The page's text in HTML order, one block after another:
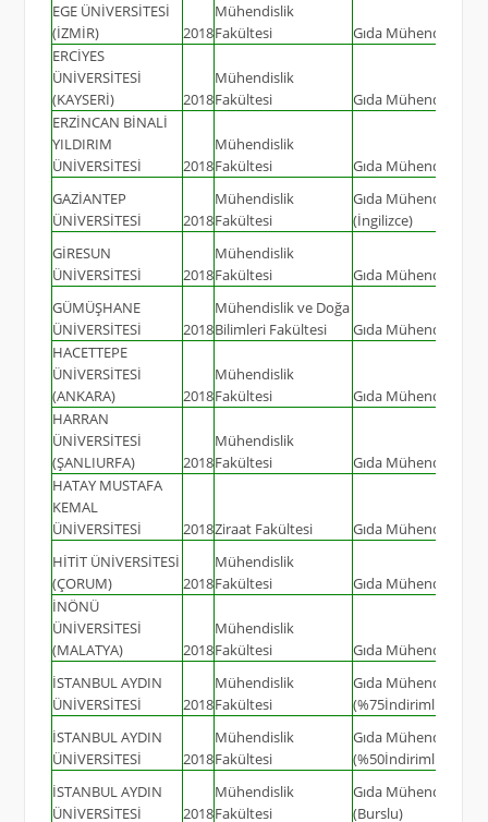
EGE ÜNİVERSİTESİ
(İZMİR)
2018
Mühendislik
Fakültesi
Gıda Mühendisliği
ERCİYES
ÜNİVERSİTESİ
(KAYSERİ)
2018
Mühendislik
Fakültesi
Gıda Mühendisliği
ERZİNCAN BİNALİ
YILDIRIM
ÜNİVERSİTESİ
2018
Mühendislik
Fakültesi
Gıda Mühendisliği
GAZİANTEP
ÜNİVERSİTESİ
2018
Mühendislik
Fakültesi
Gıda Mühendisliği
(İngilizce)
GİRESUN
ÜNİVERSİTESİ
2018
Mühendislik
Fakültesi
Gıda Mühendisliği
GÜMÜŞHANE
ÜNİVERSİTESİ
2018
Mühendislik ve Doğa
Bilimleri Fakültesi
Gıda Mühendisliği
HACETTEPE
ÜNİVERSİTESİ
(ANKARA)
2018
Mühendislik
Fakültesi
Gıda Mühendisliği
HARRAN
ÜNİVERSİTESİ
(ŞANLIURFA)
2018
Mühendislik
Fakültesi
Gıda Mühendisliği
HATAY MUSTAFA
KEMAL
ÜNİVERSİTESİ
2018Ziraat Fakültesi
Gıda Mühendisliği
HİTİT ÜNİVERSİTESİ
(ÇORUM)
2018
Mühendislik
Fakültesi
Gıda Mühendisliği
İNÖNÜ
ÜNİVERSİTESİ
(MALATYA)
2018
Mühendislik
Fakültesi
Gıda Mühendisliği
İSTANBUL AYDIN
ÜNİVERSİTESİ
2018
Mühendislik
Fakültesi
Gıda Mühendisliği
(%75İndirimli)
İSTANBUL AYDIN
ÜNİVERSİTESİ
2018
Mühendislik
Fakültesi
Gıda Mühendisliği
(%50İndirimli)
İSTANBUL AYDIN
ÜNİVERSİTESİ
2018
Mühendislik
Fakültesi
Gıda Mühendisliği
(Burslu)